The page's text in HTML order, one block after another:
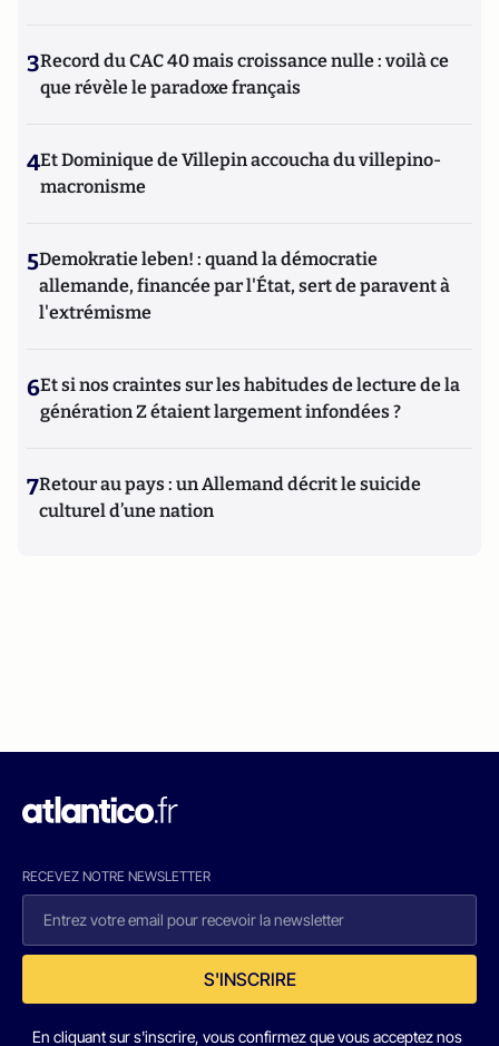
3Record du CAC 40 mais croissance nulle : voilà ce
que révèle le paradoxe français
4Et Dominique de Villepin accoucha du villepino-
macronisme
5Demokratie leben! : quand la démocratie
allemande, financée par l'État, sert de paravent à
l'extrémisme
6Et si nos craintes sur les habitudes de lecture de la
génération Z étaient largement infondées ?
7Retour au pays : un Allemand décrit le suicide
culturel d’une nation
RECEVEZ NOTRE NEWSLETTER
S'INSCRIRE
En cliquant sur s'inscrire, vous confirmez que vous acceptez nos